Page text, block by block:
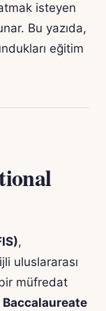
isteyen
Bu yazıda,
eğitim
,
uluslararası
müfredat